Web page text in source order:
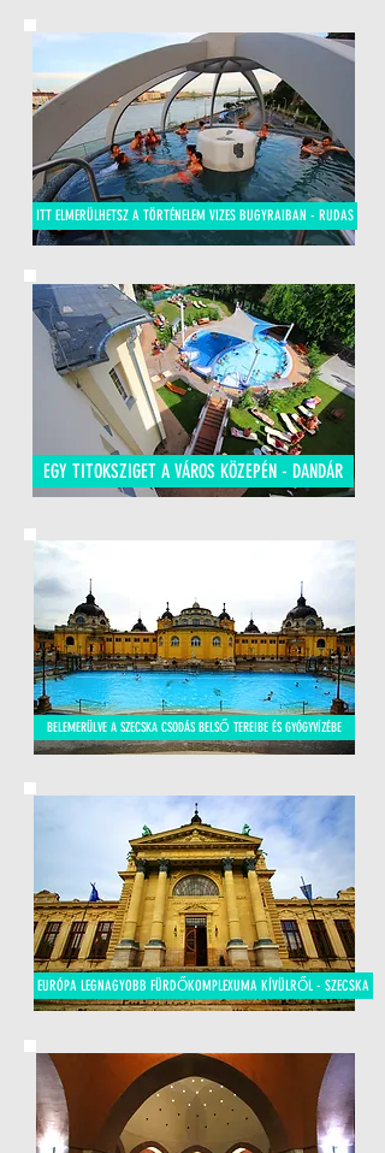
ITT ELMERÜLHETSZ A TÖRTÉNELEM VIZES BUGYRAIBAN - RUDAS
EGY TITOKSZIGET A VÁROS KÖZEPÉN - DANDÁR
BELEMERÜLVE A SZECSKA CSODÁS BELSŐ TEREIBE ÉS GYÓGYVÍZÉBE
EURÓPA LEGNAGYOBB FÜRDŐKOMPLEXUMA KÍVÜLRŐL - SZECSKA